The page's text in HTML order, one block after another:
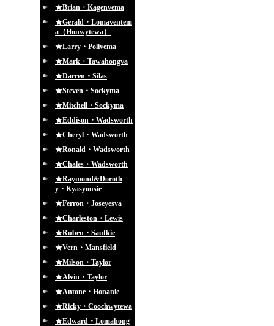
★Brian・Kagenvema
★Gerald・Lomaventem
a（Honwytewa）
★Larry・Polivema
★Mark・Tawahongva
★Darren・Silas
★Steven・Sockyma
★Mitchell・Sockyma
★Eddison・Wadsworth
★Cheryl・Wadsworth
★Ronald・Wadsworth
★Chales・Wadsworth
★Raymond&Doroth
y・Kyasyousie
★Ferron・Joseyesva
★Charleston・Lewis
★Ruben・Saufkie
★Vern・Mansfield
★Milson・Taylor
★Alvin・Taylor
★Antone・Honanie
★Ricky・Coochwytewa
★Edward・Lomahong